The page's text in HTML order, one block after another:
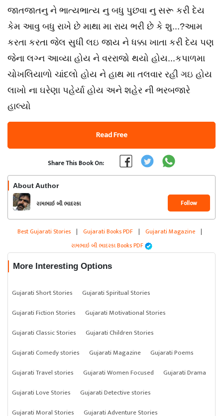
જાતજાતનુ ને ભાત્યભાત્ય નુ બધુ પુછવા નુ સરૂ કરી દેય
કેમ આવુ બધુ રાખે છે માથા મા રાય ભરી છે કે શુ...?આમ
કરતા કરતા જેલ સુધી લઇ જાય ને ધક્કા ખાતા કરી દેય પણ
જેના લગ્ન આવ્યા હોય ને વરરાજો થયો હોય...કપાળમા
ચોખલિયાળો ચાંદલો હોય ને હાથ મા તલવાર રહી ગઇ હોય
લાખો ના ઘરેણા પહેર્યા હોય અને શહેર ની ભરબજારે
હાલ્યો
Read Free
Share This Book On:
About Author
રામભાઇ બી ભાદરકા Follow
Best Gujarati Stories | Gujarati Books PDF | Gujarati Magazine |
રામભાઇ બી ભાદરકા Books PDF
More Interesting Options
Gujarati Short Stories
Gujarati Spiritual Stories
Gujarati Fiction Stories
Gujarati Motivational Stories
Gujarati Classic Stories
Gujarati Children Stories
Gujarati Comedy stories
Gujarati Magazine
Gujarati Poems
Gujarati Travel stories
Gujarati Women Focused
Gujarati Drama
Gujarati Love Stories
Gujarati Detective stories
Gujarati Moral Stories
Gujarati Adventure Stories